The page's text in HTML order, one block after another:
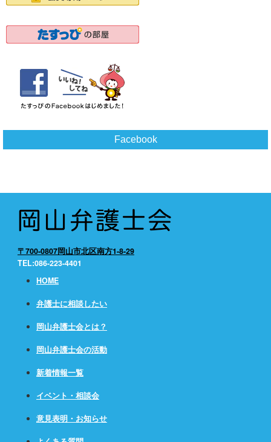
Facebook
〒700-0807岡山市北区南方1-8-29
TEL:086-223-4401
HOME
弁護士に相談したい
岡山弁護士会とは？
岡山弁護士会の活動
新着情報一覧
イベント・相談会
意見表明・お知らせ